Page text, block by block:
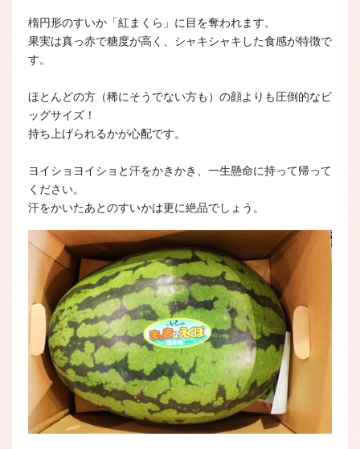
楕円形のすいか「紅まくら」に目を奪われます。
果実は真っ赤で糖度が高く、シャキシャキした食感が特徴で
す。
ほとんどの方（稀にそうでない方も）の顔よりも圧倒的なビ
ッグサイズ！
持ち上げられるかが心配です。
ヨイショヨイショと汗をかきかき、一生懸命に持って帰って
ください。
汗をかいたあとのすいかは更に絶品でしょう。